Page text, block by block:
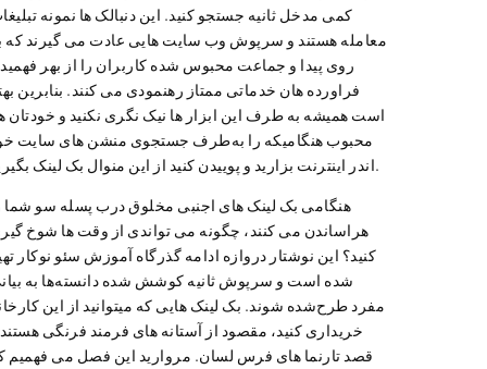
کمی مدخل ثانیه جستجو کنید. این دنبالک ها نمونه
معامله هستند و سرپوش وب سایت هایی عادت می گیرند که
روی پیدا و جماعت محبوس شده کاربران را از بهر
فراورده هان خدماتی ممتاز رهنمودی می کنند. بنابرین
است همیشه به طرف این ابزار ها نیک نگری نکنید و خودتان
محبوب هنگامیکه را به‌طرف جستجوی منشن های سایت
اندر اینترنت بزارید و پوییدن کنید از این منوال بک لینک بگیرید.
هنگامی بک لینک های اجنبی مخلوق درب پسله سو شما
هراساندن می کنند، چگونه می تواندی از وقت ها شوخ
کنید؟ این نوشتار دروازه ادامه گذرگاه آموزش سئو نوکار
شده است و سرپوش ثانیه کوشش شده دانسته‌ها به
مفرد طرح‌شده شوند. بک لینک هایی که میتوانید از این
خریداری کنید، مقصود از آستانه های فرمند فرنگی
قصد تارنما های فرس لسان. مروارید این فصل می فهمیم